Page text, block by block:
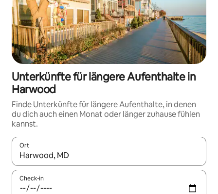
Unterkünfte für längere Aufenthalte in
Harwood
Finde Unterkünfte für längere Aufenthalte, in denen
du dich auch einen Monat oder länger zuhause fühlen
kannst.
Ort
Wenn Ergebnisse verfügbar sind, navigiere mit den
Check-in